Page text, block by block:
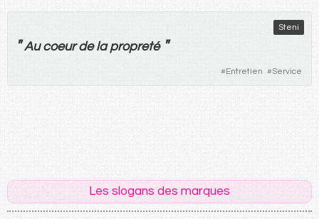
Steni
" Au coeur de la propreté "
#Entretien #Service
Les slogans des marques